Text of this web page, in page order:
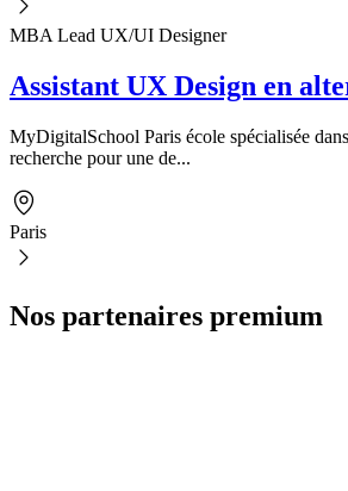
MBA Lead UX/UI Designer
Assistant UX Design en
MyDigitalSchool Paris école spécialisée
recherche pour une de...
Paris
Nos partenaires premium